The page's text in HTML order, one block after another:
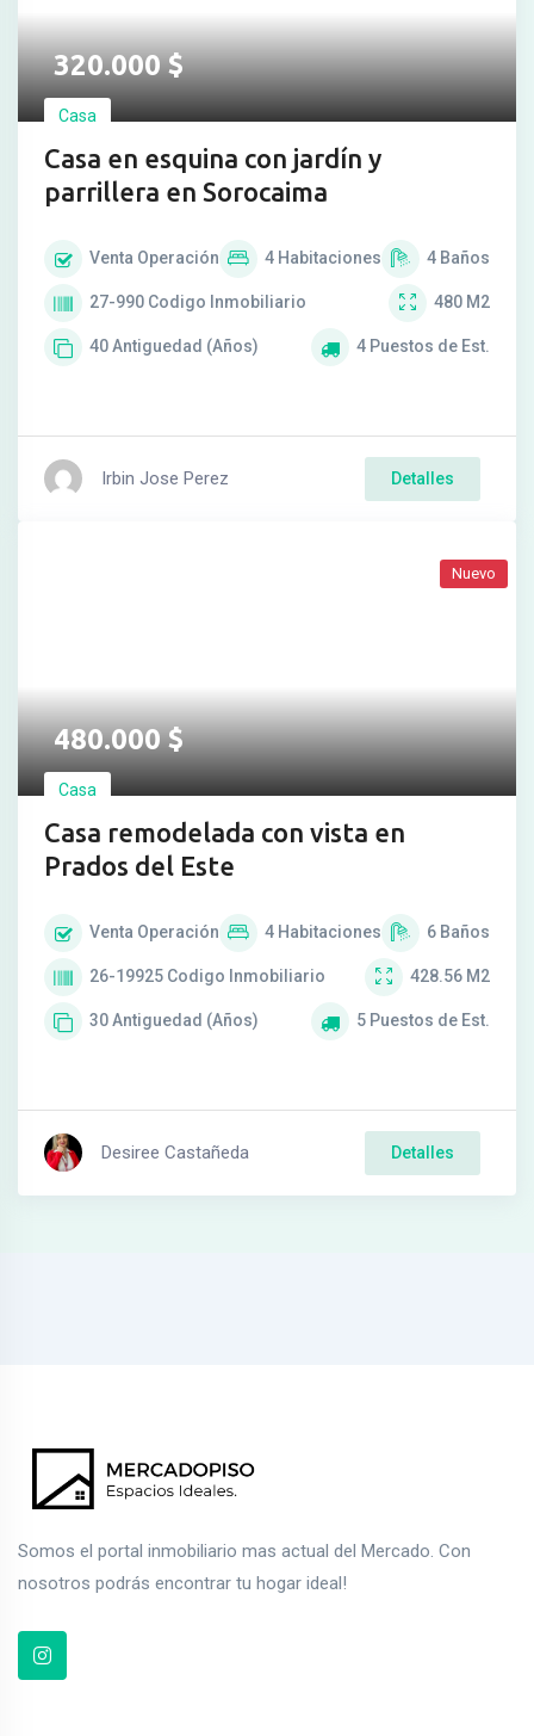
320.000$
Casa
Casa en esquina con jardín y
parrillera en Sorocaima
Venta Operación 4 Habitaciones 4 Baños
27-990 Codigo Inmobiliario 480 M2
40Antiguedad (Años) 4 Puestos de Est.
Irbin Jose Perez Detalles
480.000$
Casa
Casa remodelada con vista en
Prados del Este
Nuevo
Venta Operación 4 Habitaciones 6 Baños
26-19925 Codigo Inmobiliario 428.56 M2
30Antiguedad (Años) 5 Puestos de Est.
Desiree Castañeda Detalles
Somos el portal inmobiliario mas actual del Mercado. Con
nosotros podrás encontrar tu hogar ideal!